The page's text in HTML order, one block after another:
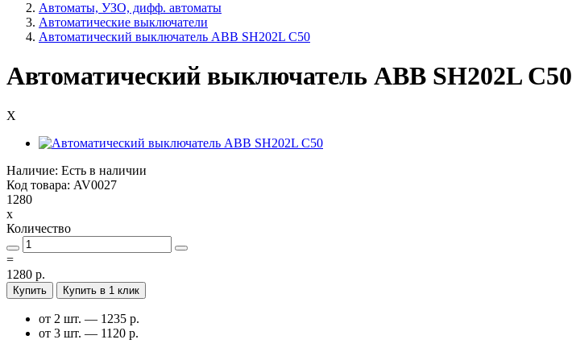
Автоматы, УЗО, дифф. автоматы
Автоматические выключатели
Автоматический выключатель ABB SH202L C50
Автоматический выключатель ABB SH202L C50
X
Наличие: Есть в наличии
Код товара: AV0027
1280
x
Количество
=
1280 р.
Купить Купить в 1 клик
от 2 шт. — 1235 р.
от 3 шт. — 1120 р.